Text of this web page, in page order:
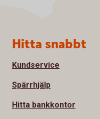
Sidfot
Hitta snabbt
Kundservice
Spärrhjälp
Hitta bankkontor